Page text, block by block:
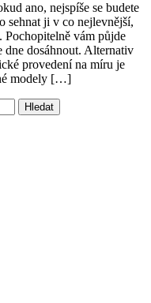
ano, nejspíše se budete
sehnat ji v co nejlevnější,
Pochopitelně vám půjde
dne dosáhnout. Alternativ
provedení na míru je
modely […]